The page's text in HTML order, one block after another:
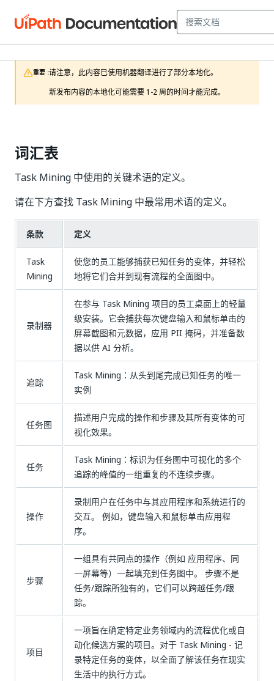
重要 :请注意，此内容已使用机器翻译进行了部分本地化。
新发布内容的本地化可能需要 1-2 周的时间才能完成。
词汇表
Task Mining 中使用的关键术语的定义。
请在下方查找 Task Mining 中最常用术语的定义。
条款 定义
Task
Mining
使您的员工能够捕获已知任务的变体，并轻松
地将它们合并到现有流程的全面图中。
录制器
在参与 Task Mining 项目的员工桌面上的轻量
级安装。它会捕获每次键盘输入和鼠标单击的
屏幕截图和元数据，应用 PII 掩码，并准备数
据以供 AI 分析。
追踪
Task Mining：从头到尾完成已知任务的唯一
实例
任务图
描述用户完成的操作和步骤及其所有变体的可
视化效果。
任务
Task Mining：标识为任务图中可视化的多个
追踪的峰值的一组重复的不连续步骤。
操作
录制用户在任务中与其应用程序和系统进行的
交互。 例如，键盘输入和鼠标单击应用程
序。
步骤
一组具有共同点的操作（例如 应用程序、同
一屏幕等）一起填充到任务图中。 步骤不是
任务/跟踪所独有的，它们可以跨越任务/跟
踪。
项目
一项旨在确定特定业务领域内的流程优化或自
动化候选方案的项目。对于 Task Mining - 记
录特定任务的变体，以全面了解该任务在现实
生活中的执行方式。